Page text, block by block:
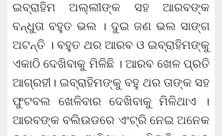
ଇବ୍ରାହିମ ଅଲ୍ଲୀଙ୍କ ସହ ଆରବଙ୍କ
ବନ୍ଧୁତା ବହୁତ ଭଲ । ଦୁଇ ଜଣ ଭଲ ସାଙ୍ଗ
ଅଟନ୍ତି । ବହୁତ ଥର ଆରବ ଓ ଇବ୍ରାହିମଙ୍କୁ
ଏକାଠି ଦେଖିବାକୁ ମିଳିଛି । ଆରବ ଖେଳ ପ୍ରତି
ଆଗ୍ରହୀ। ଇବ୍ରାହିମଙ୍କୁ ବହୁ ଥର ତାଙ୍କ ସହ
ଫୁଟବଲ ଖେଳିବାର ଦେଖିବାକୁ ମିଳିଥାଏ ।
ଆରବଙ୍କ ବଲିଉଡରେ ଏଂଟ୍ରି ନେଇ ଅନେକ